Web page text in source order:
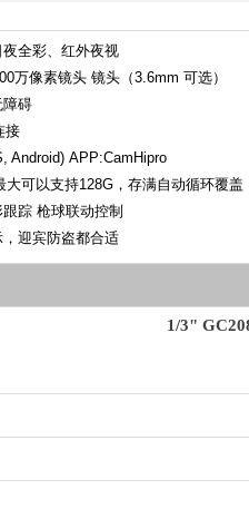
全彩、红外夜视
万像素镜头 镜头（3.6mm 可选）
障碍
接
Android) APP:CamHipro
可以支持128G，存满自动循环覆盖
踪 枪球联动控制
迎宾防盗都合适
1/3"